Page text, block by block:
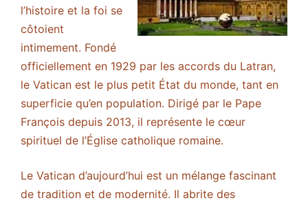
l’histoire et la foi se
côtoient
intimement. Fondé
officiellement en 1929 par les accords du Latran,
le Vatican est le plus petit État du monde, tant en
superficie qu’en population. Dirigé par le Pape
François depuis 2013, il représente le cœur
spirituel de l’Église catholique romaine.
Le Vatican d’aujourd’hui est un mélange fascinant
de tradition et de modernité. Il abrite des